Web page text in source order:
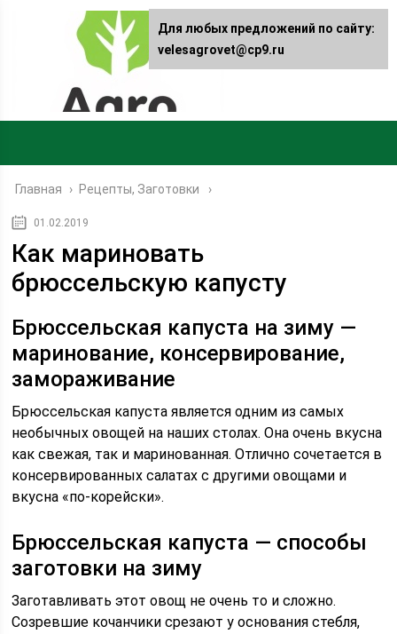
Главная › Рецепты, Заготовки
01.02.2019
Как мариновать
брюссельскую капусту
Брюссельская капуста на зиму —
маринование, консервирование,
замораживание
Брюссельская капуста является одним из самых
необычных овощей на наших столах. Она очень вкусна
как свежая, так и маринованная. Отлично сочетается в
консервированных салатах с другими овощами и
вкусна «по-корейски».
Брюссельская капуста — способы
заготовки на зиму
Заготавливать этот овощ не очень то и сложно.
Созревшие кочанчики срезают у основания стебля,
Для любых предложений по сайту:
velesagrovet@cp9.ru